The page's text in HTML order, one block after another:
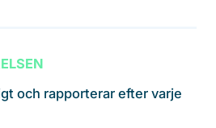
och rapporterar efter varje